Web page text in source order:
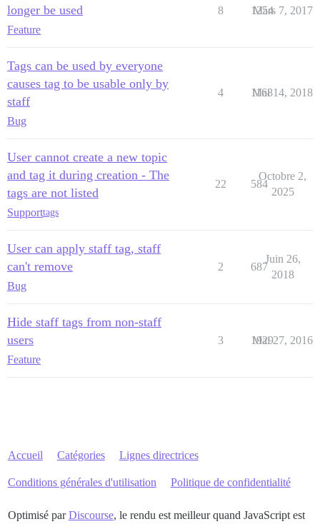
longer be used
Feature
8 1254
Mars 7, 2017
Tags can be used by everyone
causes tag to be usable only by
staff
Bug
4 1168
Mai 14, 2018
User cannot create a new topic
and tag it during creation - The
tags are not listed
Supporttags
22 584
Octobre 2,
2025
User can apply staff tag, staff
can't remove
Bug
2 687
Juin 26,
2018
Hide staff tags from non-staff
users
Feature
3 1929
Mai 27, 2016
Accueil Catégories Lignes directrices
Conditions générales d'utilisation Politique de confidentialité
Optimisé parDiscourse, le rendu est meilleur quand JavaScript est